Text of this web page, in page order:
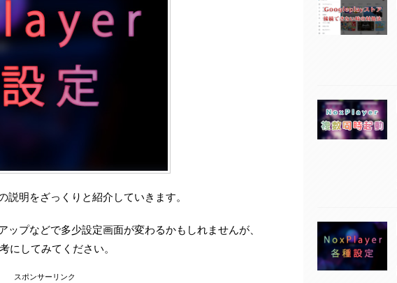
明をざっくりと紹介していきます。
プなどで多少設定画面が変わるかもしれませんが、
にしてみてください。
スポンサーリンク